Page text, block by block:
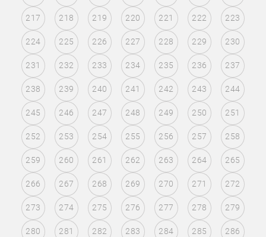
217 218 219 220 221 222 223
224 225 226 227 228 229 230
231 232 233 234 235 236 237
238 239 240 241 242 243 244
245 246 247 248 249 250 251
252 253 254 255 256 257 258
259 260 261 262 263 264 265
266 267 268 269 270 271 272
273 274 275 276 277 278 279
280 281 282 283 284 285 286